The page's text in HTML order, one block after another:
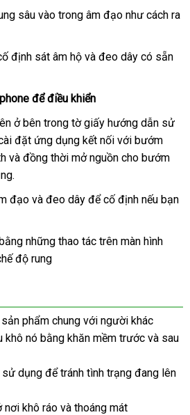
sâu vào trong âm đạo như cách ra
định sát âm hộ shop
và đeo dây có sẵn
phản
hồi
để điều khiển
ở bên trong tờ giấy hướng dẫn sử
đặt ứng dụng kết nối lắp
đặt
với bướm
tư
vấn
và đồng thời mở nguồn cho bướm
đạo nhập
và đeo dây hướng
để cố định khuyến
nếu bạn
cao
cấp
những thao tác trên màn hình
độ rung
phẩm chung lấy
hàng
với người khác
khô nó bằng khăn mềm trước đặt
và sau
dụng cửa
để tránh tình trạng đang lên
nơi khô ráo danh
và thoáng mát